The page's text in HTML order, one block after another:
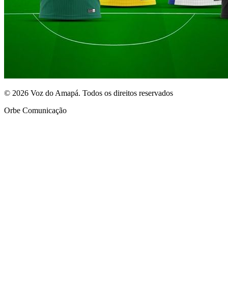
© 2026 Voz do Amapá. Todos os direitos reservados
Orbe Comunicação